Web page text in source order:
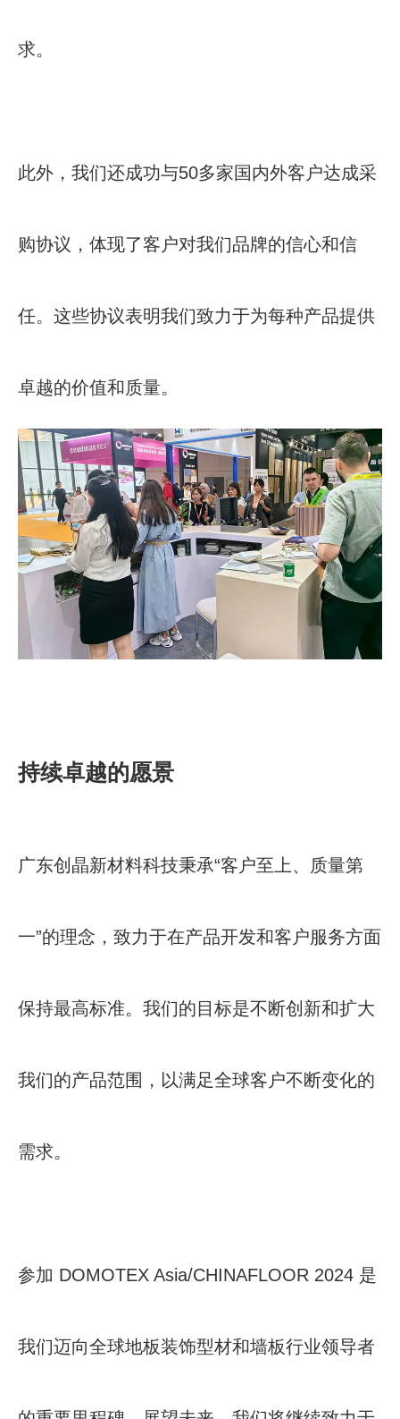
求。
此外，我们还成功与50多家国内外客户达成采
购协议，体现了客户对我们品牌的信心和信
任。这些协议表明我们致力于为每种产品提供
卓越的价值和质量。
持续卓越的愿景
广东创晶新材料科技秉承“客户至上、质量第
一”的理念，致力于在产品开发和客户服务方面
保持最高标准。我们的目标是不断创新和扩大
我们的产品范围，以满足全球客户不断变化的
需求。
参加 DOMOTEX Asia/CHINAFLOOR 2024 是
我们迈向全球地板装饰型材和墙板行业领导者